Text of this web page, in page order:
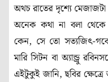
অথচ রাতের দৃশ্যে
অনেক কথা না বলা থেকে
কেন, সে তো সত্যজিৎ-
মারি সিটন বা অ্যান্ড্রু
এইটুকুই জানি,ছবির